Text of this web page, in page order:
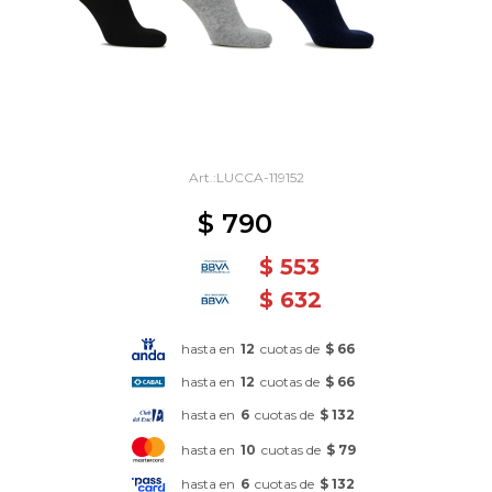
LUCCA-119152
$ 790
$ 553
$ 632
hasta en 12 cuotas de $ 66
hasta en 12 cuotas de $ 66
hasta en 6 cuotas de $ 132
hasta en 10 cuotas de $ 79
hasta en 6 cuotas de $ 132